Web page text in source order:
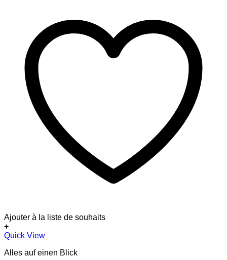
Ajouter à la liste de souhaits
+
Dieses
weist
Quick View
Alles auf einen Blick